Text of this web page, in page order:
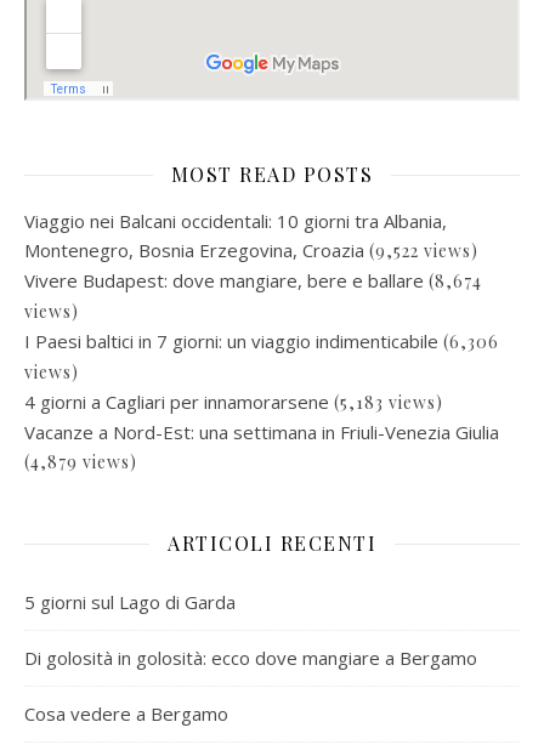
MOST READ POSTS
Viaggio nei Balcani occidentali: 10 giorni tra Albania,
Montenegro, Bosnia Erzegovina, Croazia (9,522 views)
Vivere Budapest: dove mangiare, bere e ballare (8,674
views)
I Paesi baltici in 7 giorni: un viaggio indimenticabile (6,306
views)
4 giorni a Cagliari per innamorarsene (5,183 views)
Vacanze a Nord-Est: una settimana in Friuli-Venezia Giulia
(4,879 views)
ARTICOLI RECENTI
5 giorni sul Lago di Garda
Di golosità in golosità: ecco dove mangiare a Bergamo
Cosa vedere a Bergamo